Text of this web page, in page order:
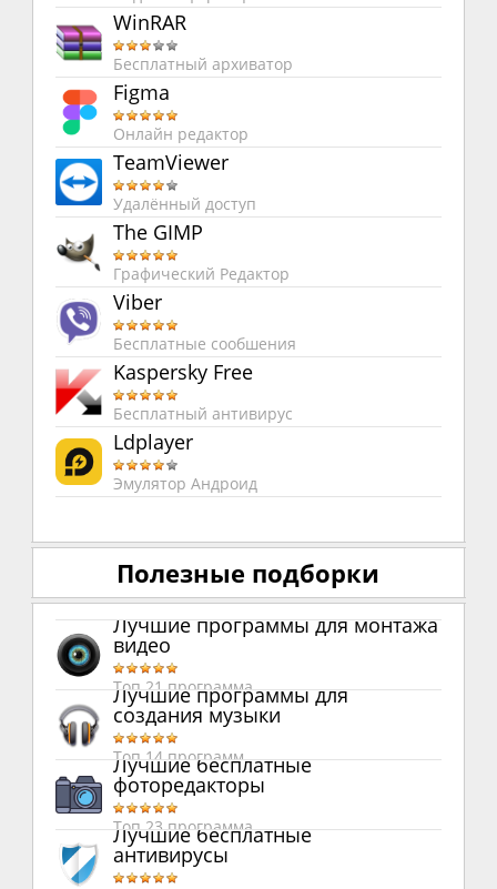
WinRAR
Бесплатный архиватор
Figma
Онлайн редактор
TeamViewer
Удалённый доступ
The GIMP
Графический Редактор
Viber
Бесплатные сообшения
Kaspersky Free
Бесплатный антивирус
Ldplayer
Эмулятор Андроид
Полезные подборки
Лучшие программы для монтажа
видео
Топ 21 программа
Лучшие программы для
создания музыки
Топ 14 программ
Лучшие бесплатные
фоторедакторы
Топ 23 программа
Лучшие бесплатные
антивирусы